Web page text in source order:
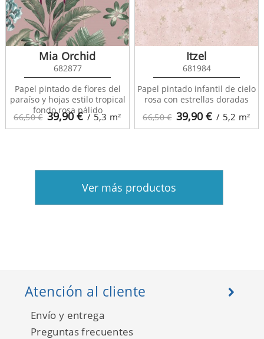
66,50 € 39,90€ / 5,3 m²
Mia Orchid
682877
Papel pintado de flores del
paraíso y hojas estilo tropical
fondo rosa pálido
66,50 € 39,90€ / 5,2 m²
Itzel
681984
Papel pintado infantil de cielo
rosa con estrellas doradas
Ver más productos
Atención al cliente
Envío y entrega
Preguntas frecuentes